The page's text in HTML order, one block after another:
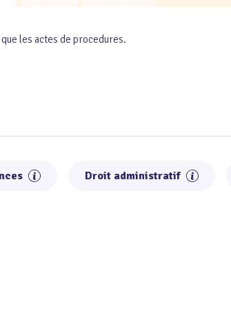
les actes de procedures.
Droit administratif